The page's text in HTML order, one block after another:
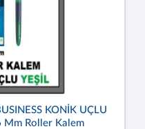
KONİK UÇLU
Mm Roller Kalem